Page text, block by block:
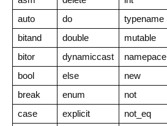
auto
do typename
bitand
double mutable
bitor
dynamiccast namepace
bool
else new
break
enum not
case
explicit not_eq